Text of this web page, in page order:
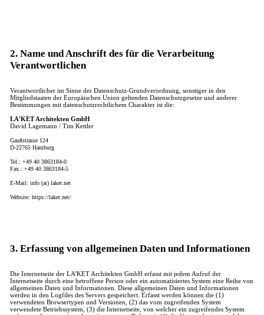
2. Name und Anschrift des für die Verarbeitung
Verantwortlichen
Verantwortlicher im Sinne der Datenschutz-Grundverordnung, sonstiger in den
Mitgliedstaaten der Europäischen Union geltenden Datenschutzgesetze und anderer
Bestimmungen mit datenschutzrechtlichem Charakter ist die:
LA'KET Architekten GmbH
David Lagemann / Tim Kettler
Gaußstrasse 124
D-22765 Hamburg
Tel.: +49 40 3863184-0
Fax.: +49 40 3863184-5
E-Mail: info (at) laket.net
Website: https://laket.net/
3. Erfassung von allgemeinen Daten und Informationen
Die Internetseite der LA'KET Architekten GmbH erfasst mit jedem Aufruf der
Internetseite durch eine betroffene Person oder ein automatisiertes System eine Reihe von
allgemeinen Daten und Informationen. Diese allgemeinen Daten und Informationen
werden in den Logfiles des Servers gespeichert. Erfasst werden können die (1)
verwendeten Browsertypen und Versionen, (2) das vom zugreifenden System
verwendete Betriebssystem, (3) die Internetseite, von welcher ein zugreifendes System